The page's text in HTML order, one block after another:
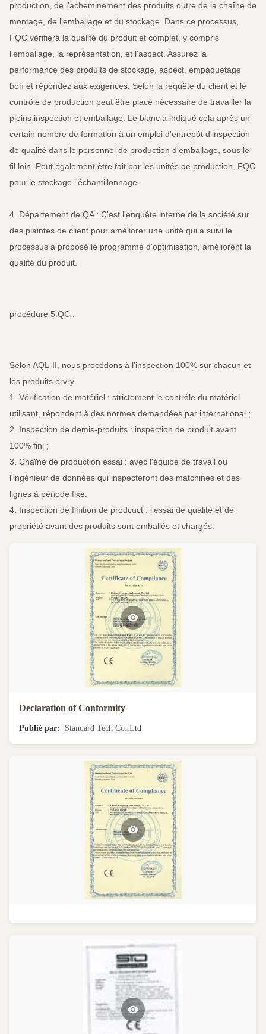
production, de l'acheminement des produits outre de la chaîne de
montage, de l'emballage et du stockage. Dans ce processus,
FQC vérifiera la qualité du produit et complet, y compris
l'emballage, la représentation, et l'aspect. Assurez la
performance des produits de stockage, aspect, empaquetage
bon et répondez aux exigences. Selon la requête du client et le
contrôle de production peut être placé nécessaire de travailler la
pleins inspection et emballage. Le blanc a indiqué cela après un
certain nombre de formation à un emploi d'entrepôt d'inspection
de qualité dans le personnel de production d'emballage, sous le
fil loin. Peut également être fait par les unités de production, FQC
pour le stockage l'échantillonnage.
4. Département de QA : C'est l'enquête interne de la société sur
des plaintes de client pour améliorer une unité qui a suivi le
processus a proposé le programme d'optimisation, améliorent la
qualité du produit.
procédure 5.QC :
Selon AQL-II, nous procédons à l'inspection 100% sur chacun et
les produits ervry.
1. Vérification de matériel : strictement le contrôle du matériel
utilisant, répondent à des normes demandées par international ;
2. Inspection de demis-produits : inspection de produit avant
100% fini ;
3. Chaîne de production essai : avec l'équipe de travail ou
l'ingénieur de données qui inspecteront des matchines et des
lignes à période fixe.
4. Inspection de finition de prodcuct : l'essai de qualité et de
propriété avant des produits sont emballés et chargés.
Declaration of Conformity
Publié par: Standard Tech Co.,Ltd